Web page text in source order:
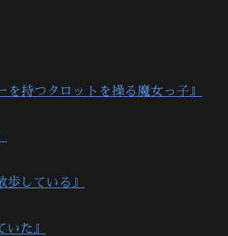
を持つタロットを操る魔女っ子』
歩している』
いた』